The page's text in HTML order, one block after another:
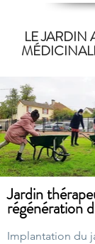
LE JARDIN
Jardin
régénération
Implantation du